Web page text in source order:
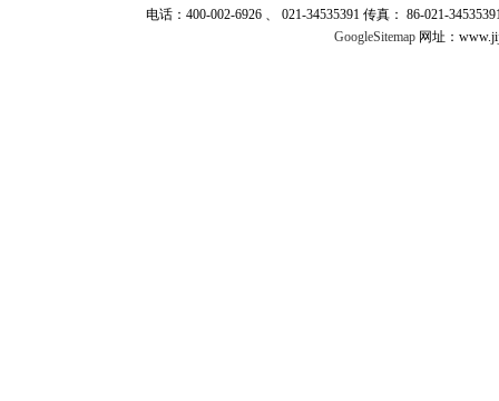
电话：400-002-6926 、 021-34535391 传真： 86-021-
GoogleSitemap 网址：